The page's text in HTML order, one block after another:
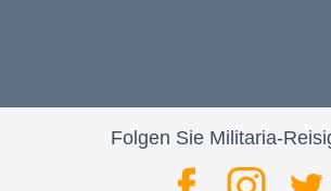
Folgen Sie Militaria-